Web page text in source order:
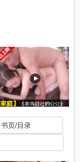
书页/目录